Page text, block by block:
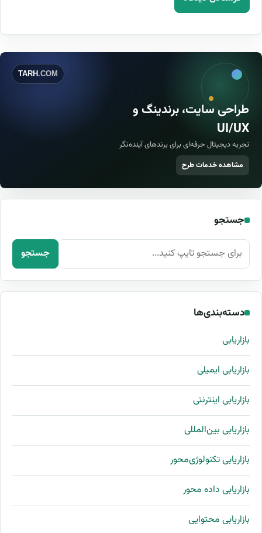
TARH .COM
طراحی سایت، برندینگ و
UI/UX
تجربه دیجیتال حرفه‌ای برای برندهای آینده‌نگر
مشاهده خدمات طرح
جستجو
جستجو برای: جستجو
دسته‌بندی‌ها
بازاریابی
بازاریابی ایمیلی
بازاریابی اینترنتی
بازاریابی بین‌المللی
بازاریابی تکنولوژی‌محور
بازاریابی داده محور
بازاریابی محتوایی